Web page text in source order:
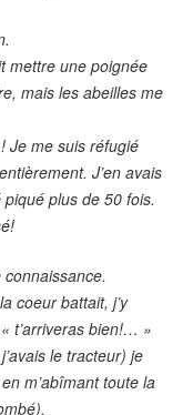
mettre une poignée
mais les abeilles me
Je me suis réfugié
J’en avais
plus de 50 fois.
coeur battait, j’y
t’arriveras bien!… »
le tracteur) je
m’abîmant toute la